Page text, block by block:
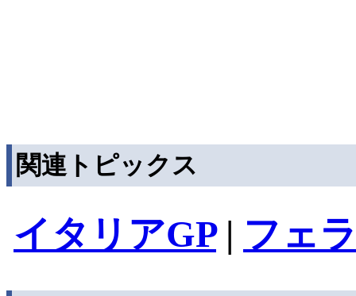
関連トピックス
イタリアGP| フェ